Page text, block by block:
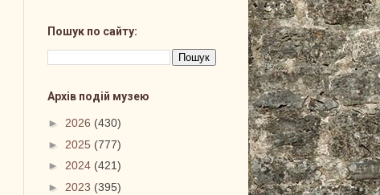
Пошук по сайту:
Архів подій музею
► 2026 (430)
► 2025 (777)
► 2024 (421)
► 2023 (395)